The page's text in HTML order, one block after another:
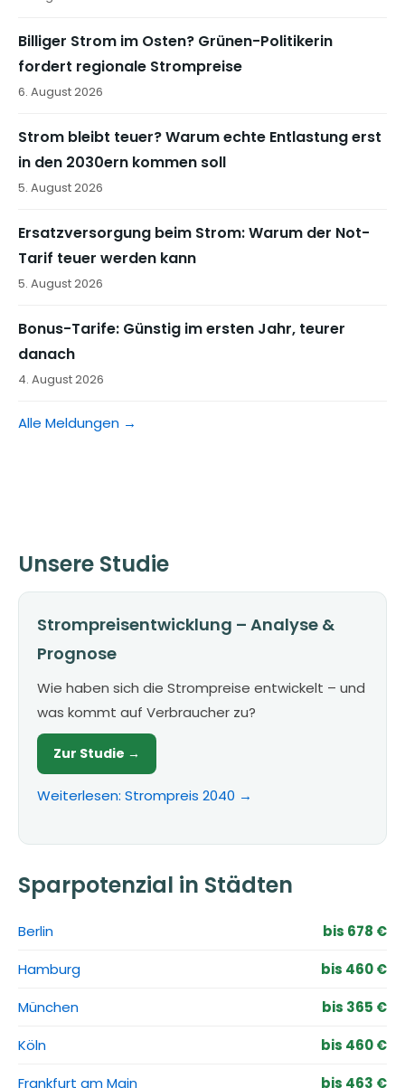
Billiger Strom im Osten? Grünen-Politikerin
fordert regionale Strompreise
6. August 2026
Strom bleibt teuer? Warum echte Entlastung erst
in den 2030ern kommen soll
5. August 2026
Ersatzversorgung beim Strom: Warum der Not-
Tarif teuer werden kann
5. August 2026
Bonus-Tarife: Günstig im ersten Jahr, teurer
danach
4. August 2026
Alle Meldungen →
Unsere Studie
Strompreisentwicklung – Analyse &
Prognose
Wie haben sich die Strompreise entwickelt – und
was kommt auf Verbraucher zu?
Zur Studie →
Weiterlesen: Strompreis 2040 →
Sparpotenzial in Städten
Berlin
bis 678 €
Hamburg
bis 460 €
München
bis 365 €
Köln
bis 460 €
Frankfurt am Main
bis 463 €